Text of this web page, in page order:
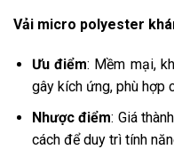
Vải micro polyester
Ưu điểm: Mềm mại,
gây kích ứng, phù hợp
Nhược điểm: Giá
cách để duy trì tính